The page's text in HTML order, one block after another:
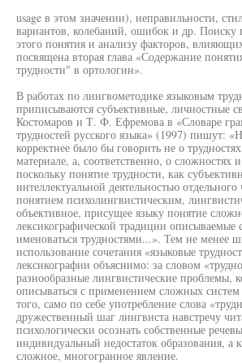
usage в этом значении), неправильности,
вариантов, колебаний, ошибок и др. Поиску
этого понятия и анализу факторов,
посвящена вторая глава «Содержание
трудности" в ортологин».
В работах по лингвометодике языковым
приписываются субъективные, личностные
Костомаров и Т. Ф. Ефремова в «Словаре
трудностей русского языка» (1997) пишут:
корректнее было бы говорить не о
материале, а, соответственно, о сложностях
поскольку понятие трудности, как
интеллектуальной деятельностью отдельного
понятием психолингвистическим,
объективное, присущее языку понятие
лексикографической традиции описываемые
именоваться трудностями...». Тем не менее
использование сочетания «языковые
лексикографии объяснимо: за словом
разнообразные лингвистические проблемы,
описываться с применением сложных
того, само по себе употребление слова
дружественный шаг лингвиста навстречу
психологически осознать собственные
индивидуальный недостаток образования, а
сложное, многогранное явление.